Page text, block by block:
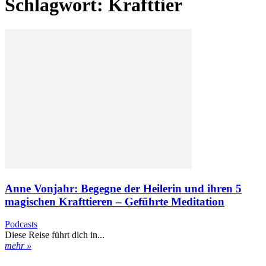
Schlagwort: Krafttier
Anne Vonjahr: Begegne der Heilerin und ihren 5
magischen Krafttieren – Geführte Meditation
Podcasts
Diese Reise führt dich in...
mehr »